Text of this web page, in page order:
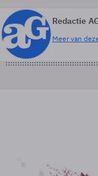
Redactie
Meer van